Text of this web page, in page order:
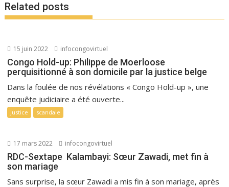
Related posts
15 juin 2022 infocongovirtuel
Congo Hold-up: Philippe de Moerloose
perquisitionné à son domicile par la justice belge
Dans la foulée de nos révélations « Congo Hold-up », une
enquête judiciaire a été ouverte...
Justice scandale
17 mars 2022 infocongovirtuel
RDC-Sextape Kalambayi: Sœur Zawadi, met fin à
son mariage
Sans surprise, la sœur Zawadi a mis fin à son mariage, après